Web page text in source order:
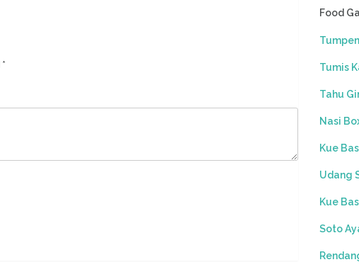
*
Food
Tumis
Tahu
Nasi
Kue
Udang
Kue
Soto